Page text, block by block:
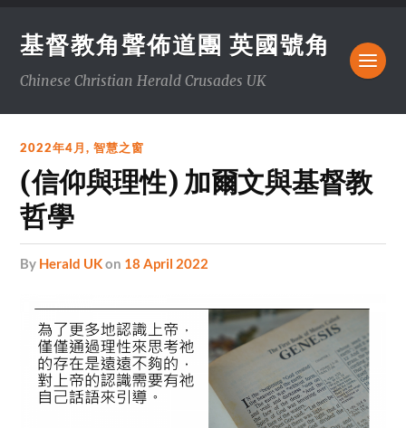
基督教角聲佈道團 英國號角
Chinese Christian Herald Crusades UK
2022年4月,智慧之窗
(信仰與理性) 加爾文與基督教
哲學
by Herald UKon 18 April 2022